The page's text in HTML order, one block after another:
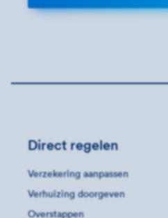
Direct regelen
Verzekering aanpassen
Verhuizing doorgeven
Overstappen